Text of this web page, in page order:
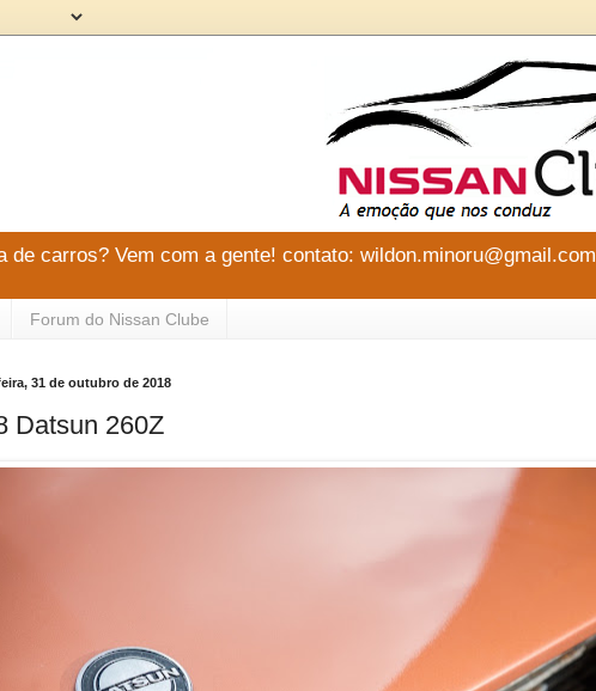
de carros? Vem com a gente! contato: wildon.minoru@gmail.com
Forum do Nissan Clube
31 de outubro de 2018
Datsun 260Z